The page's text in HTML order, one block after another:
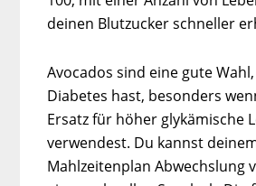
deinen Blutzucker schneller
Avocados sind eine gute
Diabetes hast, besonders
Ersatz für höher glykämische
verwendest. Du kannst
Mahlzeitenplan Abwechslung